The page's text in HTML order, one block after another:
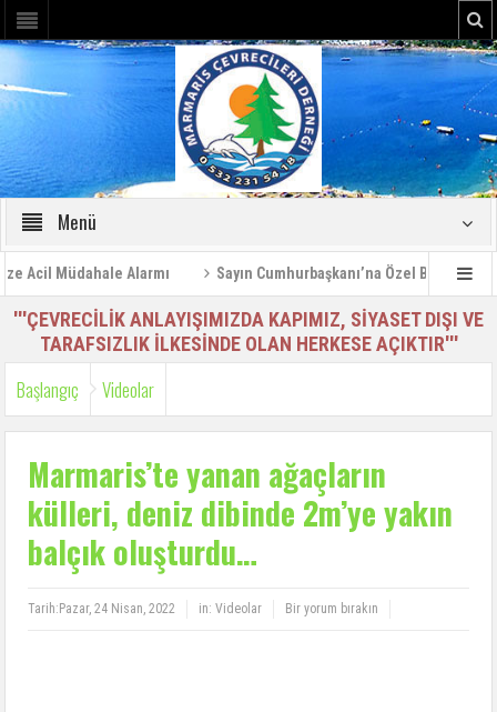
Menü
Müdahale Alarmı Sayın Cumhurbaşkanı’na Özel Bilgilendirme
'''ÇEVRECİLİK ANLAYIŞIMIZDA KAPIMIZ, SİYASET DIŞI VE
TARAFSIZLIK İLKESİNDE OLAN HERKESE AÇIKTIR'''
Başlangıç Videolar
Marmaris’te yanan ağaçların
külleri, deniz dibinde 2m’ye yakın
balçık oluşturdu…
Tarih:Pazar, 24 Nisan, 2022 in:Videolar Bir yorum bırakın